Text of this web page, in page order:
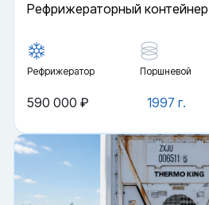
Рефрижераторный контейнер
Рефрижератор Поршневой
1997 г.
590 000 ₽